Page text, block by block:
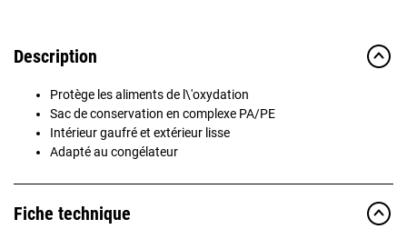
Description
Protège les aliments de l\'oxydation
Sac de conservation en complexe PA/PE
Intérieur gaufré et extérieur lisse
Adapté au congélateur
Fiche technique